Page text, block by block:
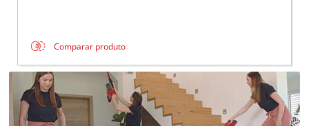
Comparar produto